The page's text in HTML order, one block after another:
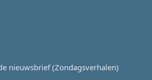
nieuwsbrief (Zondagsverhalen)